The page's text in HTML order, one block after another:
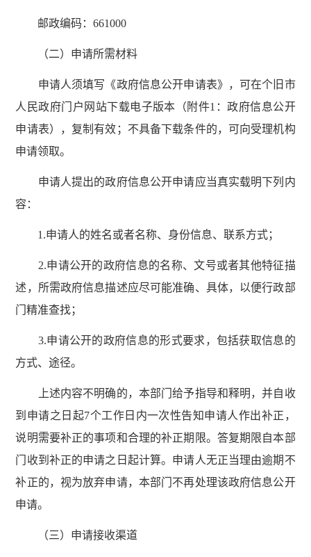
邮政编码：661000
（二）申请所需材料
申请人须填写《政府信息公开申请表》，可在个旧市
人民政府门户网站下载电子版本（附件1：政府信息公开
申请表），复制有效；不具备下载条件的，可向受理机构
申请领取。
申请人提出的政府信息公开申请应当真实载明下列内
容：
1.申请人的姓名或者名称、身份信息、联系方式；
2.申请公开的政府信息的名称、文号或者其他特征描
述，所需政府信息描述应尽可能准确、具体，以便行政部
门精准查找；
3.申请公开的政府信息的形式要求，包括获取信息的
方式、途径。
上述内容不明确的，本部门给予指导和释明，并自收
到申请之日起7个工作日内一次性告知申请人作出补正，
说明需要补正的事项和合理的补正期限。答复期限自本部
门收到补正的申请之日起计算。申请人无正当理由逾期不
补正的，视为放弃申请，本部门不再处理该政府信息公开
申请。
（三）申请接收渠道